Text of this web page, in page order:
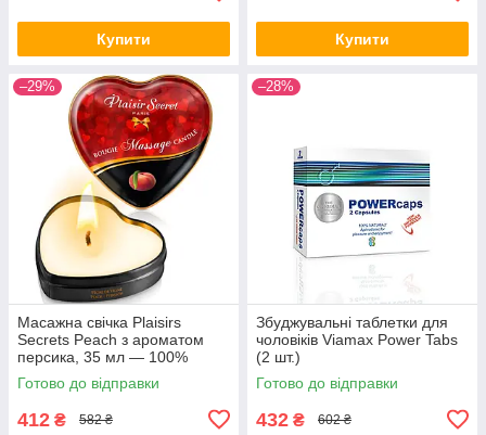
Купити Купити
–29%
Масажна свічка Plaisirs
Secrets Peach з ароматом
персика, 35 мл — 100%
натуральний рослинний віск,
термо-масло, безпечна
Готово до відправки
412 ₴ 582 ₴
–28%
Збуджувальні таблетки для
чоловіків Viamax Power Tabs
(2 шт.)
Готово до відправки
432 ₴ 602 ₴